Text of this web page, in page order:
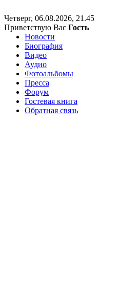
Четверг, 06.08.2026, 21.45
Приветствую Вас Гость
Новости
Биография
Видео
Аудио
Фотоальбомы
Пресса
Форум
Гостевая книга
Обратная связь